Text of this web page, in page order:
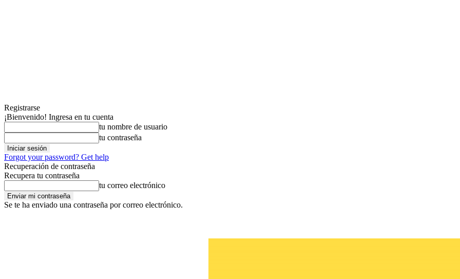
Registrarse
¡Bienvenido! Ingresa en tu cuenta
tu nombre de usuario
tu contraseña
Forgot your password? Get help
Recuperación de contraseña
Recupera tu contraseña
tu correo electrónico
Se te ha enviado una contraseña por correo electrónico.